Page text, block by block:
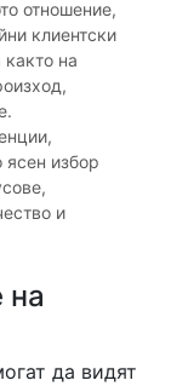
отношение,
клиентски
на
ясен избор
и
на
да видят